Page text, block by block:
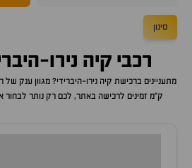
סינון
רכבי קיה נירו-
מתעניינים ברכישת קיה נירו-היברידי? מגוון ענק של
ק"מ זמינים לרכישה באתר, לכם רק נותר לבחור